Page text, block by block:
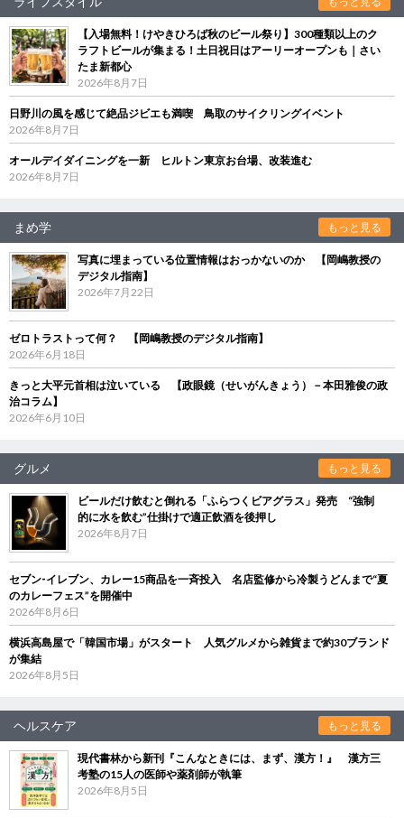
【入場無料！けやきひろば秋のビール祭り】300種類以上のク
ラフトビールが集まる！土日祝日はアーリーオープンも｜さい
たま新都心
2026年8月7日
日野川の風を感じて絶品ジビエも満喫 鳥取のサイクリングイベント
2026年8月7日
オールデイダイニングを一新 ヒルトン東京お台場、改装進む
2026年8月7日
まめ学 もっと見る
写真に埋まっている位置情報はおっかないのか 【岡嶋教授の
デジタル指南】
2026年7月22日
ゼロトラストって何？ 【岡嶋教授のデジタル指南】
2026年6月18日
きっと大平元首相は泣いている 【政眼鏡（せいがんきょう）－本田雅俊の政
治コラム】
2026年6月10日
グルメ もっと見る
ビールだけ飲むと倒れる「ふらつくビアグラス」発売 “強制
的に水を飲む”仕掛けで適正飲酒を後押し
2026年8月7日
セブン‐イレブン、カレー15商品を一斉投入 名店監修から冷製うどんまで“夏
のカレーフェス”を開催中
2026年8月6日
横浜高島屋で「韓国市場」がスタート 人気グルメから雑貨まで約30ブランド
が集結
2026年8月5日
ヘルスケア もっと見る
現代書林から新刊『こんなときには、まず、漢方！』 漢方三
考塾の15人の医師や薬剤師が執筆
2026年8月5日